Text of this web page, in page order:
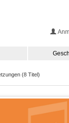
(8 Titel)